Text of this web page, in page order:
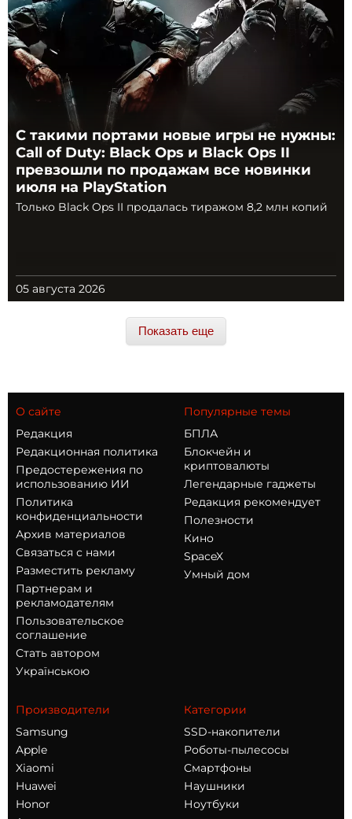
С такими портами новые игры не нужны:
Call of Duty: Black Ops и Black Ops II
превзошли по продажам все новинки
июля на PlayStation
Только Black Ops II продалась тиражом 8,2 млн копий
05 августа 2026
Показать еще
О сайте
Редакция
Редакционная политика
Предостережения по
использованию ИИ
Политика
конфиденциальности
Архив материалов
Связаться с нами
Разместить рекламу
Партнерам и
рекламодателям
Пользовательское
соглашение
Стать автором
Українською
Популярные темы
БПЛА
Блокчейн и
криптовалюты
Легендарные гаджеты
Редакция рекомендует
Полезности
Кино
SpaceX
Умный дом
Производители
Samsung
Apple
Xiaomi
Huawei
Honor
Категории
SSD-накопители
Роботы-пылесосы
Смартфоны
Наушники
Ноутбуки